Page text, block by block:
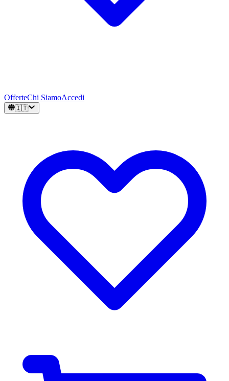
OfferteChi SiamoAccedi
🇮🇹